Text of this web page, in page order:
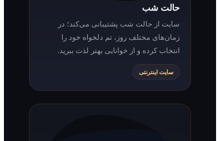
حالت شب
سایت از حالت شب پشتیبانی می‌کند؛ در
زمان‌های مختلف روز، تم دلخواه خود را
انتخاب کرده و از خوانایی بهتر لذت ببرید.
سایت اینترنتی